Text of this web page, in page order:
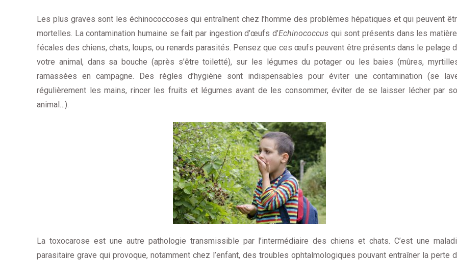
Les plus graves sont les échinococcoses qui entraînent chez l’homme des problèmes hépatiques et qui peuvent
mortelles. La contamination humaine se fait par ingestion d’œufs d’Echinococcus qui sont présents dans les
fécales des chiens, chats, loups, ou renards parasités. Pensez que ces œufs peuvent être présents dans le pelage
votre animal, dans sa bouche (après s’être toiletté), sur les légumes du potager ou les baies (mûres,
ramassées en campagne. Des règles d’hygiène sont indispensables pour éviter une contamination (se
régulièrement les mains, rincer les fruits et légumes avant de les consommer, éviter de se laisser lécher par
animal…).
La toxocarose est une autre pathologie transmissible par l’intermédiaire des chiens et chats. C’est une
parasitaire grave qui provoque, notamment chez l’enfant, des troubles ophtalmologiques pouvant entraîner la perte